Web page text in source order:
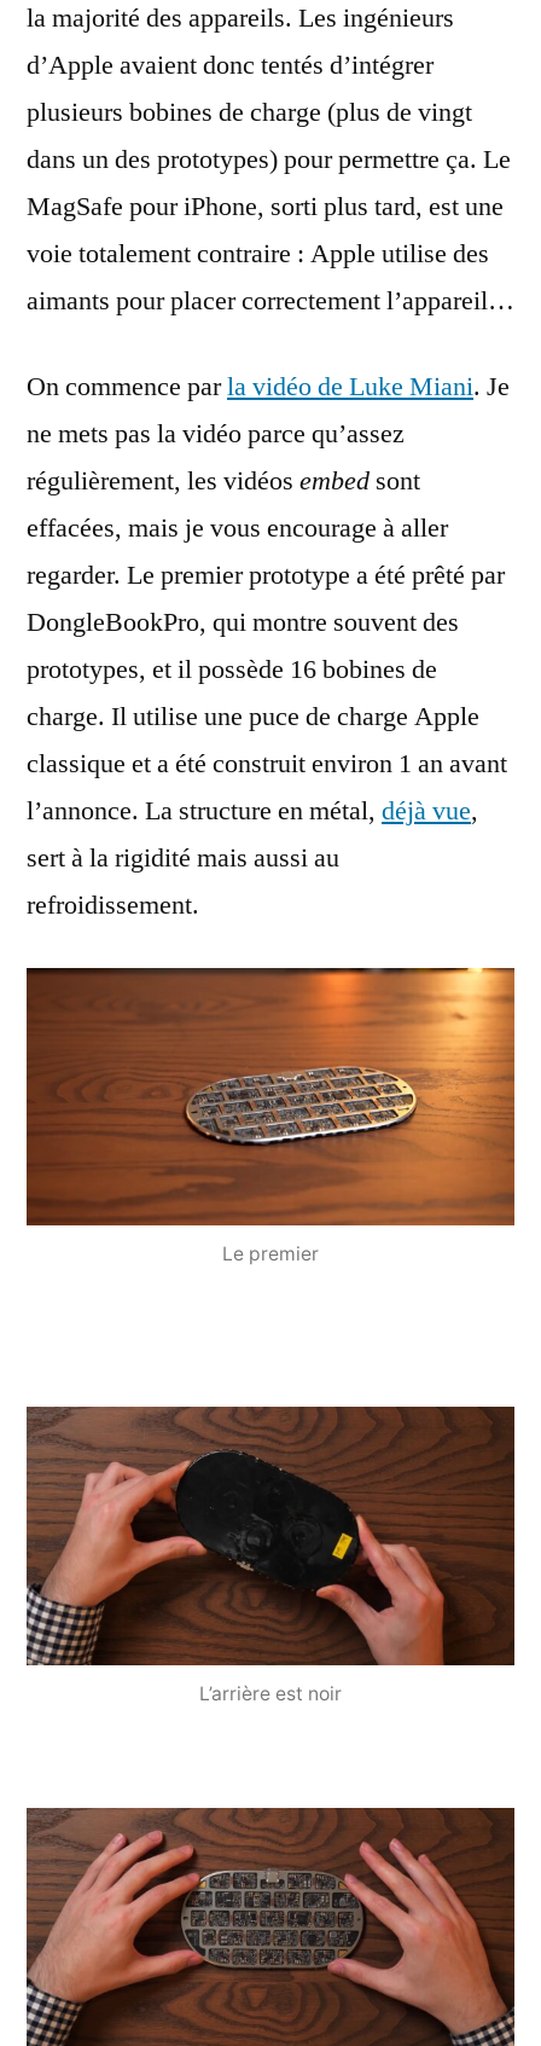
la majorité des appareils. Les ingénieurs
d’Apple avaient donc tentés d’intégrer
plusieurs bobines de charge (plus de vingt
dans un des prototypes) pour permettre ça. Le
MagSafe pour iPhone, sorti plus tard, est une
voie totalement contraire : Apple utilise des
aimants pour placer correctement l’appareil…
On commence parla vidéo de Luke Miani. Je
ne mets pas la vidéo parce qu’assez
régulièrement, les vidéos embed sont
effacées, mais je vous encourage à aller
regarder. Le premier prototype a été prêté par
DongleBookPro, qui montre souvent des
prototypes, et il possède 16 bobines de
charge. Il utilise une puce de charge Apple
classique et a été construit environ 1 an avant
l’annonce. La structure en métal, déjà vue,
sert à la rigidité mais aussi au
refroidissement.
Le premier
L’arrière est noir